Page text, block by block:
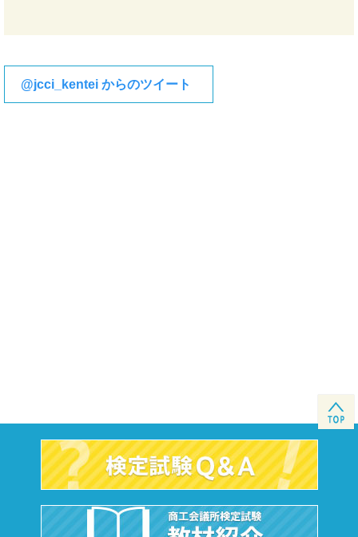
@jcci_kentei からのツイート